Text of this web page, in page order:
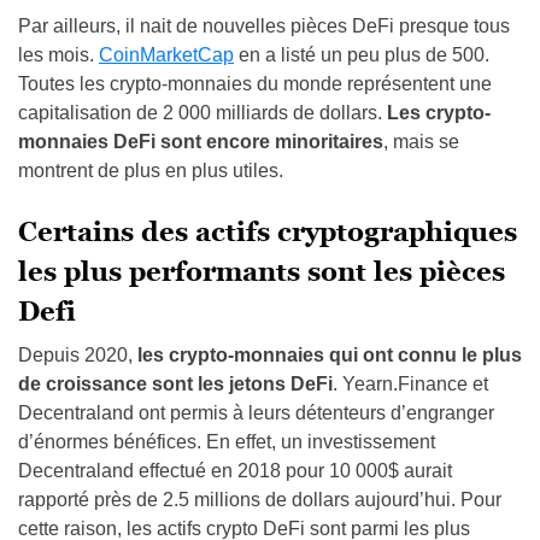
Par ailleurs, il nait de nouvelles pièces DeFi presque tous
les mois. CoinMarketCap en a listé un peu plus de 500.
Toutes les crypto-monnaies du monde représentent une
capitalisation de 2 000 milliards de dollars. Les crypto-
monnaies DeFi sont encore minoritaires, mais se
montrent de plus en plus utiles.
Certains des actifs cryptographiques
les plus performants sont les pièces
Defi
Depuis 2020, les crypto-monnaies qui ont connu le plus
de croissance sont les jetons DeFi. Yearn.Finance et
Decentraland ont permis à leurs détenteurs d’engranger
d’énormes bénéfices. En effet, un investissement
Decentraland effectué en 2018 pour 10 000$ aurait
rapporté près de 2.5 millions de dollars aujourd’hui. Pour
cette raison, les actifs crypto DeFi sont parmi les plus